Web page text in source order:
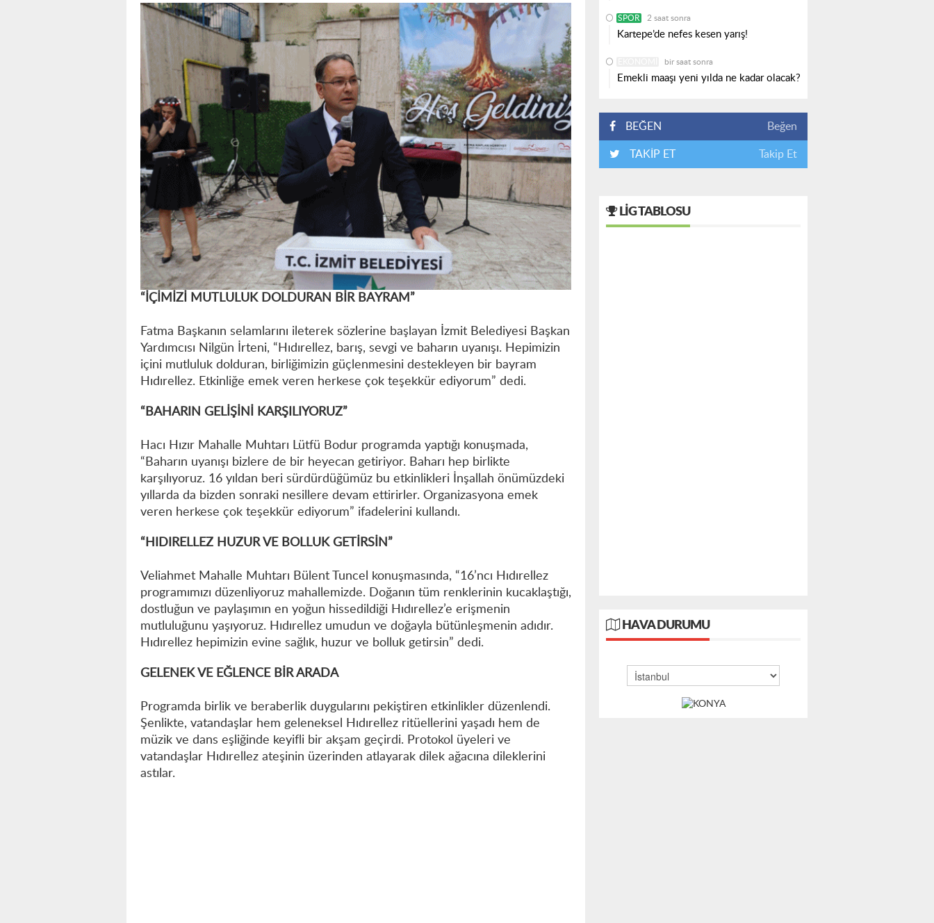
“İÇİMİZİ MUTLULUK DOLDURAN BİR BAYRAM”
Fatma Başkanın selamlarını ileterek sözlerine başlayan İzmit Belediyesi Başkan
Yardımcısı Nilgün İrteni, “Hıdırellez, barış, sevgi ve baharın uyanışı. Hepimizin
içini mutluluk dolduran, birliğimizin güçlenmesini destekleyen bir bayram
Hıdırellez. Etkinliğe emek veren herkese çok teşekkür ediyorum” dedi.
“BAHARIN GELİŞİNİ KARŞILIYORUZ”
Hacı Hızır Mahalle Muhtarı Lütfü Bodur programda yaptığı konuşmada,
“Baharın uyanışı bizlere de bir heyecan getiriyor. Baharı hep birlikte
karşılıyoruz. 16 yıldan beri sürdürdüğümüz bu etkinlikleri İnşallah önümüzdeki
yıllarda da bizden sonraki nesillere devam ettirirler. Organizasyona emek
veren herkese çok teşekkür ediyorum” ifadelerini kullandı.
“HIDIRELLEZ HUZUR VE BOLLUK GETİRSİN”
Veliahmet Mahalle Muhtarı Bülent Tuncel konuşmasında, “16’ncı Hıdırellez
programımızı düzenliyoruz mahallemizde. Doğanın tüm renklerinin kucaklaştığı,
dostluğun ve paylaşımın en yoğun hissedildiği Hıdırellez’e erişmenin
mutluluğunu yaşıyoruz. Hıdırellez umudun ve doğayla bütünleşmenin adıdır.
Hıdırellez hepimizin evine sağlık, huzur ve bolluk getirsin” dedi.
GELENEK VE EĞLENCE BİR ARADA
Programda birlik ve beraberlik duygularını pekiştiren etkinlikler düzenlendi.
Şenlikte, vatandaşlar hem geleneksel Hıdırellez ritüellerini yaşadı hem de
müzik ve dans eşliğinde keyifli bir akşam geçirdi. Protokol üyeleri ve
vatandaşlar Hıdırellez ateşinin üzerinden atlayarak dilek ağacına dileklerini
astılar.
SPOR 2 saat sonra
Kartepe’de nefes kesen yarış!
bir saat sonra
Emekli maaşı yeni yılda ne kadar olacak?
BEĞEN Beğen
TAKİP ET Takip Et
LIG TABLOSU
HAVA DURUMU